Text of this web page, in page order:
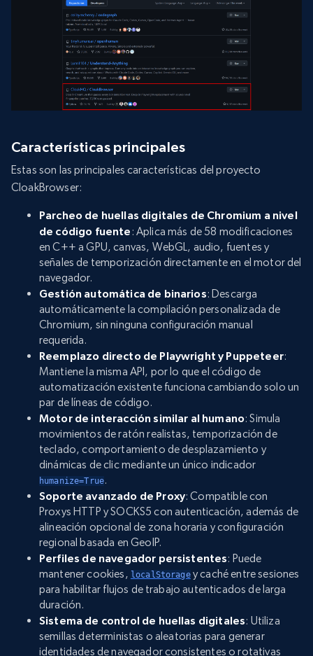
Características principales
Estas son las principales características del proyecto
CloakBrowser:
Parcheo de huellas digitales de Chromium a nivel
de código fuente : Aplica más de 58 modificaciones
en C++ a GPU, canvas, WebGL, audio, fuentes y
señales de temporización directamente en el motor del
navegador.
Gestión automática de binarios: Descarga
automáticamente la compilación personalizada de
Chromium, sin ninguna configuración manual
requerida.
Reemplazo directo de Playwright y Puppeteer:
Mantiene la misma API, por lo que el código de
automatización existente funciona cambiando solo un
par de líneas de código.
Motor de interacción similar al humano: Simula
movimientos de ratón realistas, temporización de
teclado, comportamiento de desplazamiento y
dinámicas de clic mediante un único indicador
humanize=True.
Soporte avanzado de Proxy: Compatible con
Proxys HTTP y SOCKS5 con autenticación, además de
alineación opcional de zona horaria y configuración
regional basada en GeoIP.
Perfiles de navegador persistentes: Puede
mantener cookies, localStoragey caché entre sesiones
para habilitar flujos de trabajo autenticados de larga
duración.
Sistema de control de huellas digitales: Utiliza
semillas deterministas o aleatorias para generar
identidades de navegador consistentes o rotativas